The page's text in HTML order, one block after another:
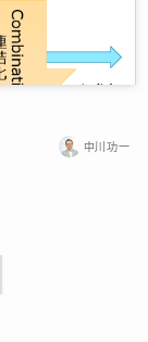
中川功一